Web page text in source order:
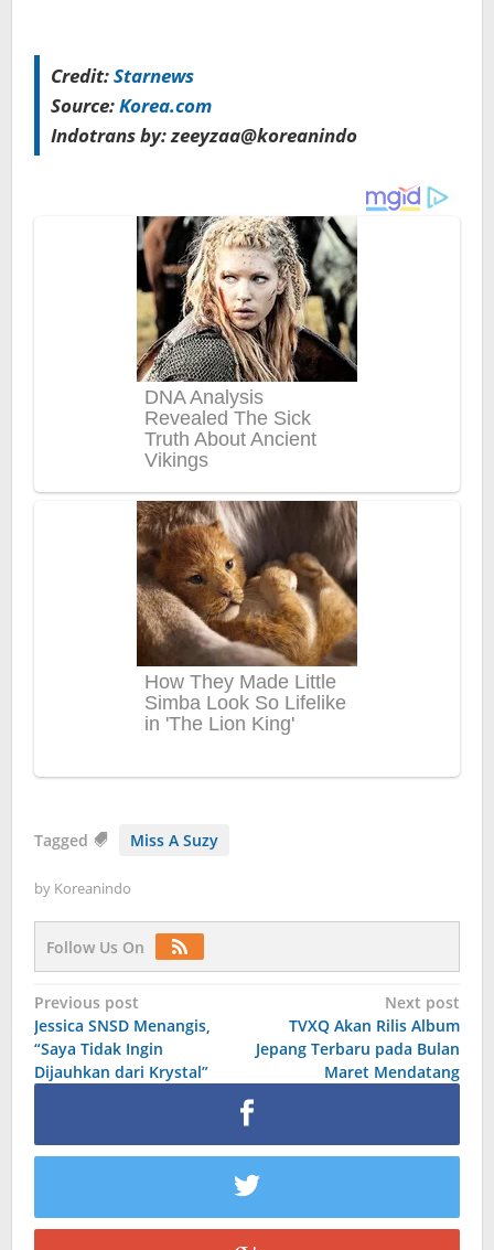
Credit:Starnews
Source:Korea.com
Indotrans by: zeeyzaa@koreanindo
Tagged Miss A Suzy
by Koreanindo
Follow Us On
Post
navigation
Previous post
Jessica SNSD Menangis,
“Saya Tidak Ingin
Dijauhkan dari Krystal”
Next post
TVXQ Akan Rilis Album
Jepang Terbaru pada Bulan
Maret Mendatang